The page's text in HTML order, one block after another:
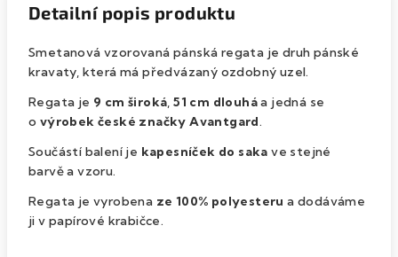
Detailní popis produktu
Smetanová vzorovaná pánská regata je druh pánské
kravaty, která má předvázaný ozdobný uzel.
Regata je 9 cm široká ,51 cm dlouháa jedná se
o výrobek české značky Avantgard.
Součástí balení je kapesníček do saka ve stejné
barvě a vzoru.
Regata je vyrobena ze 100% polyesteru a dodáváme
ji v papírové krabičce.